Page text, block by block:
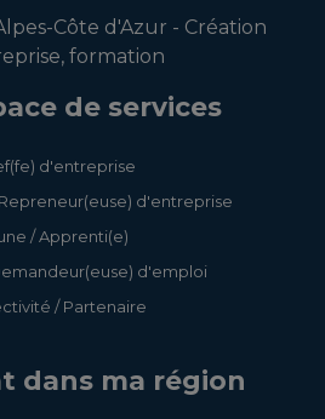
Côte d'Azur - Création
formation
de services
d'entreprise
d'entreprise
/ Apprenti(e)
d'emploi
/ Partenaire
dans ma région